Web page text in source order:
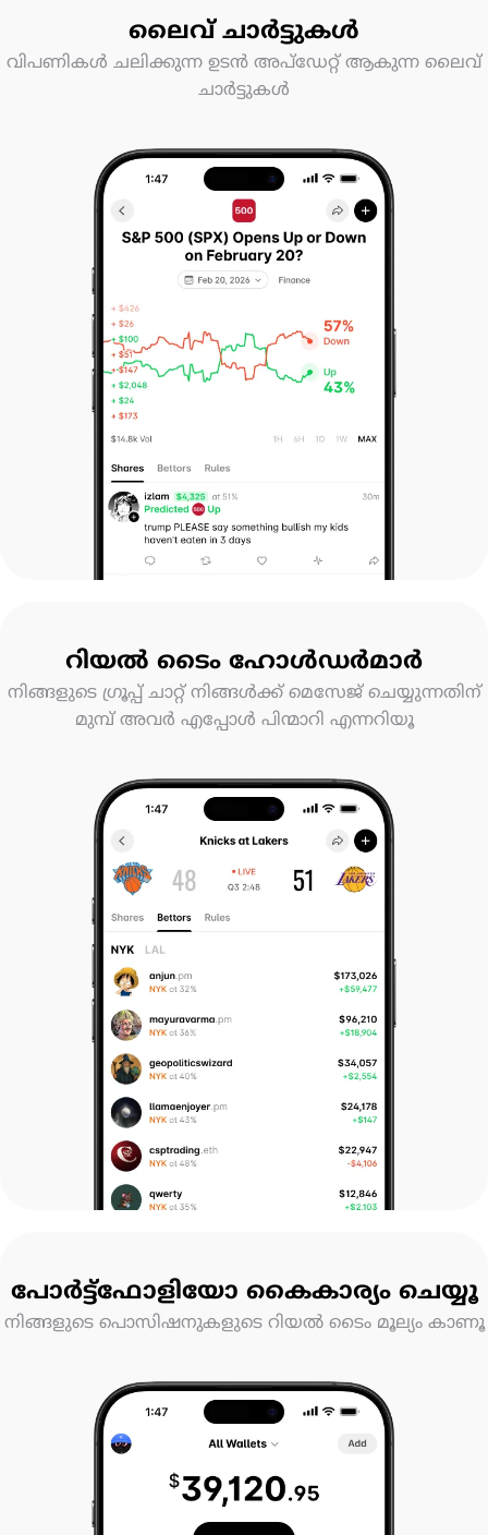
ലൈവ് ചാർട്ടുകൾ
വിപണികൾ ചലിക്കുന്ന ഉടൻ അപ്‌ഡേറ്റ് ആകുന്ന ലൈവ്
ചാർട്ടുകൾ
റിയൽ ടൈം ഹോൾഡർമാർ
നിങ്ങളുടെ ഗ്രൂപ്പ് ചാറ്റ് നിങ്ങൾക്ക് മെസേജ് ചെയ്യുന്നതിന്
മുമ്പ് അവർ എപ്പോൾ പിന്മാറി എന്നറിയൂ
പോർട്ട്ഫോളിയോ കൈകാര്യം ചെയ്യൂ
നിങ്ങളുടെ പൊസിഷനുകളുടെ റിയൽ ടൈം മൂല്യം കാണൂ